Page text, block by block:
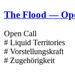
The Flood —
Open Call
# Liquid Territories
# Vorstellungskraft
# Zugehörigkeit